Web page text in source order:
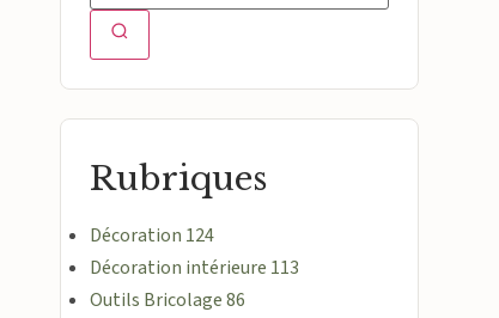
Rubriques
Décoration 124
Décoration intérieure 113
Outils Bricolage86